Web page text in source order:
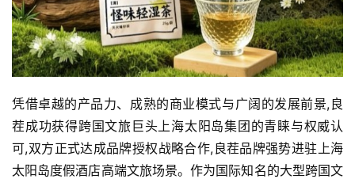
凭借卓越的产品力、成熟的商业模式与广阔的发展前景,良
茬成功获得跨国文旅巨头上海太阳岛集团的青睐与权威认
可,双方正式达成品牌授权战略合作,良茬品牌强势进驻上海
太阳岛度假酒店高端文旅场景。作为国际知名的大型跨国文